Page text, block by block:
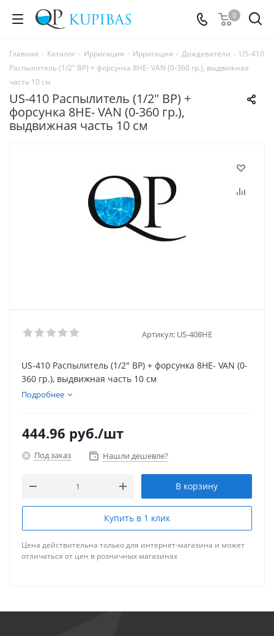
0
Главная - Каталог - Ирригация - Ирригация - Дождеватели - US-410
Распылитель (1/2" ВР) + форсунка 8НЕ- VAN (0-360 гр.), выдвижная
часть 10 см
US-410 Распылитель (1/2" ВР) +
форсунка 8НЕ- VAN (0-360 гр.),
выдвижная часть 10 см
Артикул: US-408HE
US-410 Распылитель (1/2" ВР) + форсунка 8НЕ- VAN (0-
360 гр.), выдвижная часть 10 см
Подробнее
444.96 руб./шт
Под заказ Нашли дешевле?
В корзину
Купить в 1 клик
Цена действительна только для интернет-магазина и может
отличаться от цен в розничных магазинах